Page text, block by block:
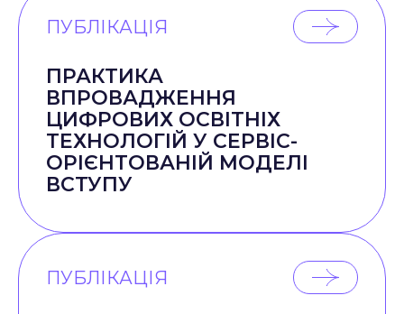
ПУБЛІКАЦІЯ
ПРАКТИКА
ВПРОВАДЖЕННЯ
ЦИФРОВИХ ОСВІТНІХ
ТЕХНОЛОГІЙ У СЕРВІС-
ОРІЄНТОВАНІЙ МОДЕЛІ
ВСТУПУ
ПУБЛІКАЦІЯ